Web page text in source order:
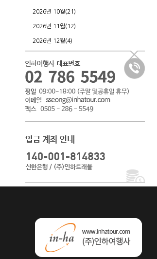
2026년 10월(21)
2026년 11월(12)
2026년 12월(4)